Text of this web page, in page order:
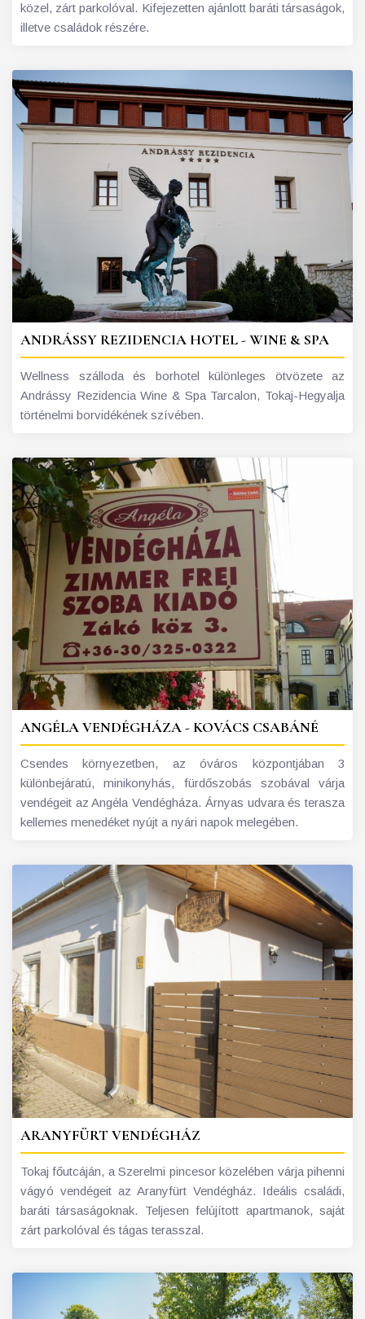
közel, zárt parkolóval. Kifejezetten ajánlott baráti társaságok,
illetve családok részére.
ANDRÁSSY REZIDENCIA HOTEL - WINE & SPA
Wellness szálloda és borhotel különleges ötvözete az
Andrássy Rezidencia Wine & Spa Tarcalon, Tokaj-Hegyalja
történelmi borvidékének szívében.
ANGÉLA VENDÉGHÁZA - KOVÁCS CSABÁNÉ
Csendes környezetben, az óváros központjában 3
különbejáratú, minikonyhás, fürdőszobás szobával várja
vendégeit az Angéla Vendégháza. Árnyas udvara és terasza
kellemes menedéket nyújt a nyári napok melegében.
ARANYFÜRT VENDÉGHÁZ
Tokaj főutcáján, a Szerelmi pincesor közelében várja pihenni
vágyó vendégeit az Aranyfürt Vendégház. Ideális családi,
baráti társaságoknak. Teljesen felújított apartmanok, saját
zárt parkolóval és tágas terasszal.